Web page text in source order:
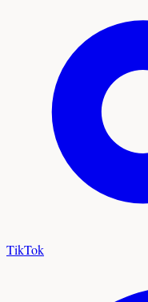
TikTok